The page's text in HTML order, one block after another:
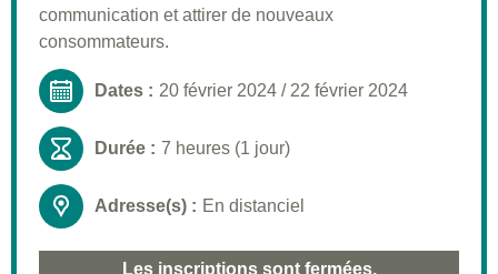
Informations pratiques
communication et attirer de nouveaux
consommateurs.
Dates : 20 février 2024 / 22 février 2024
Durée : 7 heures (1 jour)
Adresse(s) : En distanciel
Les inscriptions sont fermées.